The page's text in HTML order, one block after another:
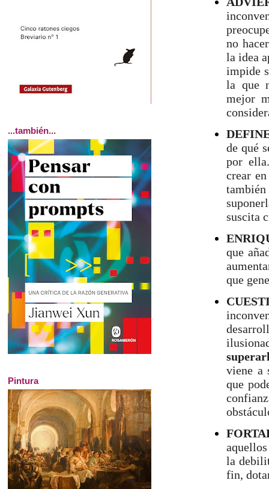
no
la idea
impide
la que
mejor
de qué
por
crear
suscita
que
que
viene a
que
la
fin,
...también...
Pintura